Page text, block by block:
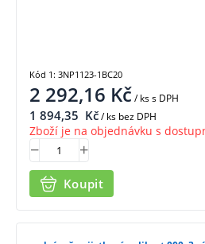
2 292,16 Kč/ kss DPH
1 894,35 Kč/ ks bez DPH
Zboží je na objednávku s
Koupit
Kód 1: 3NP1123-1BC20